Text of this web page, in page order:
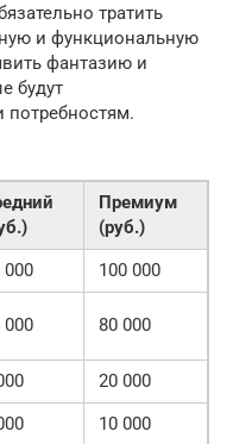
тратить
и функциональную
фантазию и
будут
потребностям.
Премиум
(руб.)
000
100 000
000 80 000
20 000
10 000